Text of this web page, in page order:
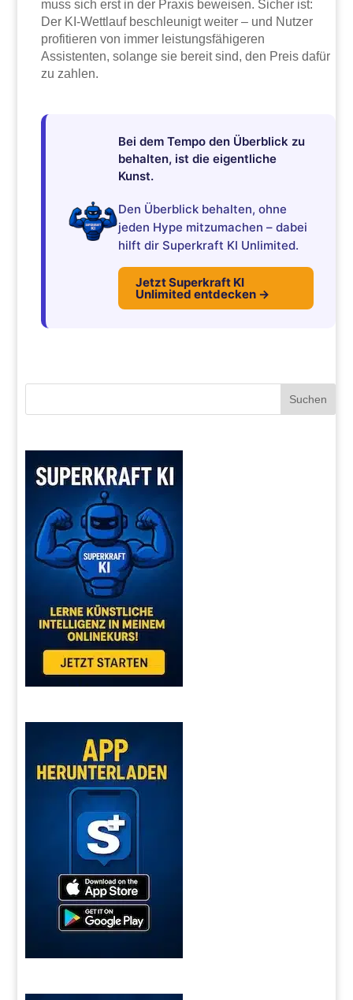
muss sich erst in der Praxis beweisen. Sicher ist:
Der KI-Wettlauf beschleunigt weiter – und Nutzer
profitieren von immer leistungsfähigeren
Assistenten, solange sie bereit sind, den Preis dafür
zu zahlen.
Bei dem Tempo den Überblick zu
behalten, ist die eigentliche
Kunst.
Den Überblick behalten, ohne
jeden Hype mitzumachen – dabei
hilft dir Superkraft KI Unlimited.
Jetzt Superkraft KI
Unlimited entdecken →